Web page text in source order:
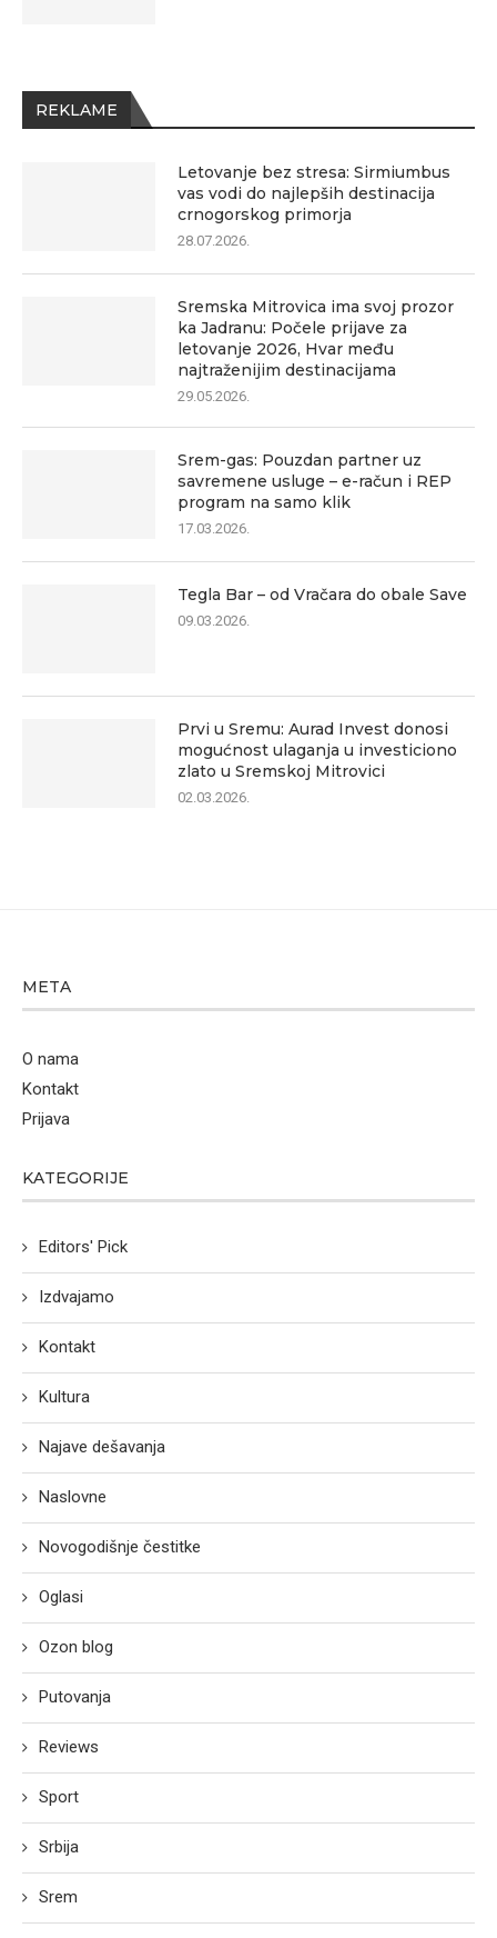
REKLAME
Letovanje bez stresa: Sirmiumbus
vas vodi do najlepših destinacija
crnogorskog primorja
28.07.2026.
Sremska Mitrovica ima svoj prozor
ka Jadranu: Počele prijave za
letovanje 2026, Hvar među
najtraženijim destinacijama
29.05.2026.
Srem-gas: Pouzdan partner uz
savremene usluge – e-račun i REP
program na samo klik
17.03.2026.
Tegla Bar – od Vračara do obale Save
09.03.2026.
Prvi u Sremu: Aurad Invest donosi
mogućnost ulaganja u investiciono
zlato u Sremskoj Mitrovici
02.03.2026.
META
O nama
Kontakt
Prijava
KATEGORIJE
Editors' Pick
Izdvajamo
Kontakt
Kultura
Najave dešavanja
Naslovne
Novogodišnje čestitke
Oglasi
Ozon blog
Putovanja
Reviews
Sport
Srbija
Srem